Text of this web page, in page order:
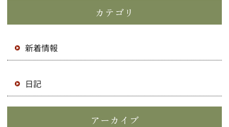
カテゴリ
新着情報
日記
アーカイブ